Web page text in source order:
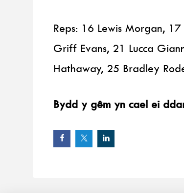
Reps: 16 Lewis Morgan,
Griff Evans, 21 Lucca
Hathaway, 25 Bradley
Bydd y gêm yn cael ei